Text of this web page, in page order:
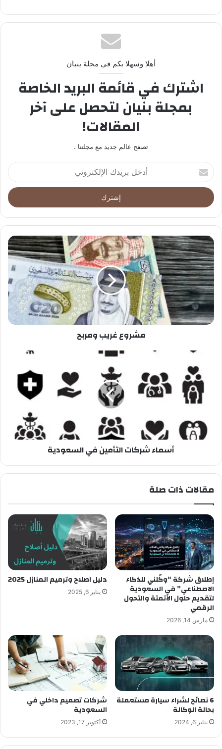
أهلا وسهلا بكم في مجلة بنيان
اشترك في قائمة البريد الخاصة
بمجلة بنيان لتحصل على آخر
المقالات!
تصفح عالم جديد مع مجلتنا .
أدخل
بريدك
الإلكتروني
مشروع غريب ومربح
أسماء شركات التأمين في السعودية
مقالات ذات صلة
إطلاق شركة “وكّلني للذكاء
الاصطناعي” في السعودية
لتقديم حلول الأتمتة والتحول
الرقمي
مارس 14, 2026
دليل اصلاح وترميم المنازل 2025
يناير 6, 2025
6 نصائح لشراء سيارة مستعملة
بحالة الوكالة
يناير 6, 2024
شركات تصميم داخلي في
السعودية
أكتوبر 17, 2023